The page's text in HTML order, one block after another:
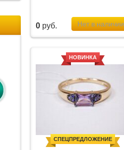
0 руб.
НОВИНКА
СПЕЦПРЕДЛОЖЕНИЕ